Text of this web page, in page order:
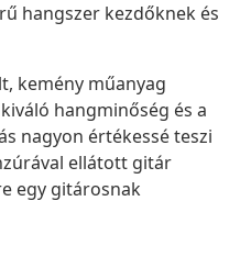
hangszer kezdőknek és
kemény műanyag
hangminőség és a
nagyon értékessé teszi
ellátott gitár
egy gitárosnak